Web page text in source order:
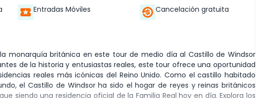
Entradas Móviles Cancelación gratuita
monarquía británica en este tour de medio día al Castillo de Windsor
de la historia y entusiastas reales, este tour ofrece una oportunidad
reales más icónicas del Reino Unido. Como el castillo habitado
el Castillo de Windsor ha sido el hogar de reyes y reinas británicos
siendo una residencia oficial de la Familia Real hoy en día. Explora los